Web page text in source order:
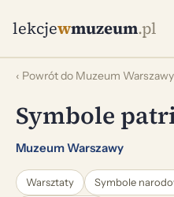
lekcjewmuzeum.pl
‹ Powrót do Muzeum Warszawy
Symbole
Muzeum Warszawy
Warsztaty Symbole